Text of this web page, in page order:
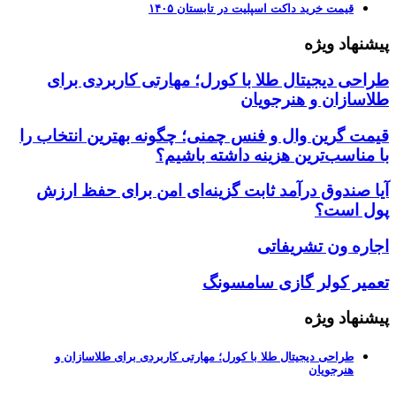
قیمت خرید داکت اسپلیت در تابستان ۱۴۰۵
پیشنهاد ویژه
طراحی دیجیتال طلا با کورل؛ مهارتی کاربردی برای
طلاسازان و هنرجویان
قیمت گرین وال و فنس چمنی؛ چگونه بهترین انتخاب را
با مناسب‌ترین هزینه داشته باشیم؟
آیا صندوق درآمد ثابت گزینه‌ای امن برای حفظ ارزش
پول است؟
اجاره ون تشریفاتی
تعمیر کولر گازی سامسونگ
پیشنهاد ویژه
طراحی دیجیتال طلا با کورل؛ مهارتی کاربردی برای طلاسازان و
هنرجویان